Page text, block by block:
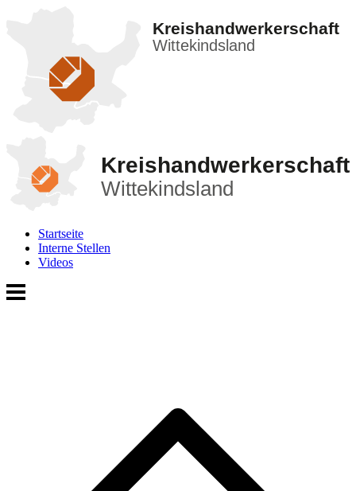
Kreishandwerkerschaft
Wittekindsland
Kreishandwerkerschaft
Wittekindsland
Startseite
Interne Stellen
Videos